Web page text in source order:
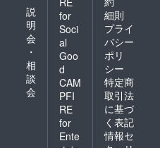
説
明
会
・
相
談
会
for
Soci
al
Goo
d
CAM
PFI
RE
for
Ente
細則
プライ
バシー
ポリ
シー
特定商
取引法
に基づ
く表記
情報セ